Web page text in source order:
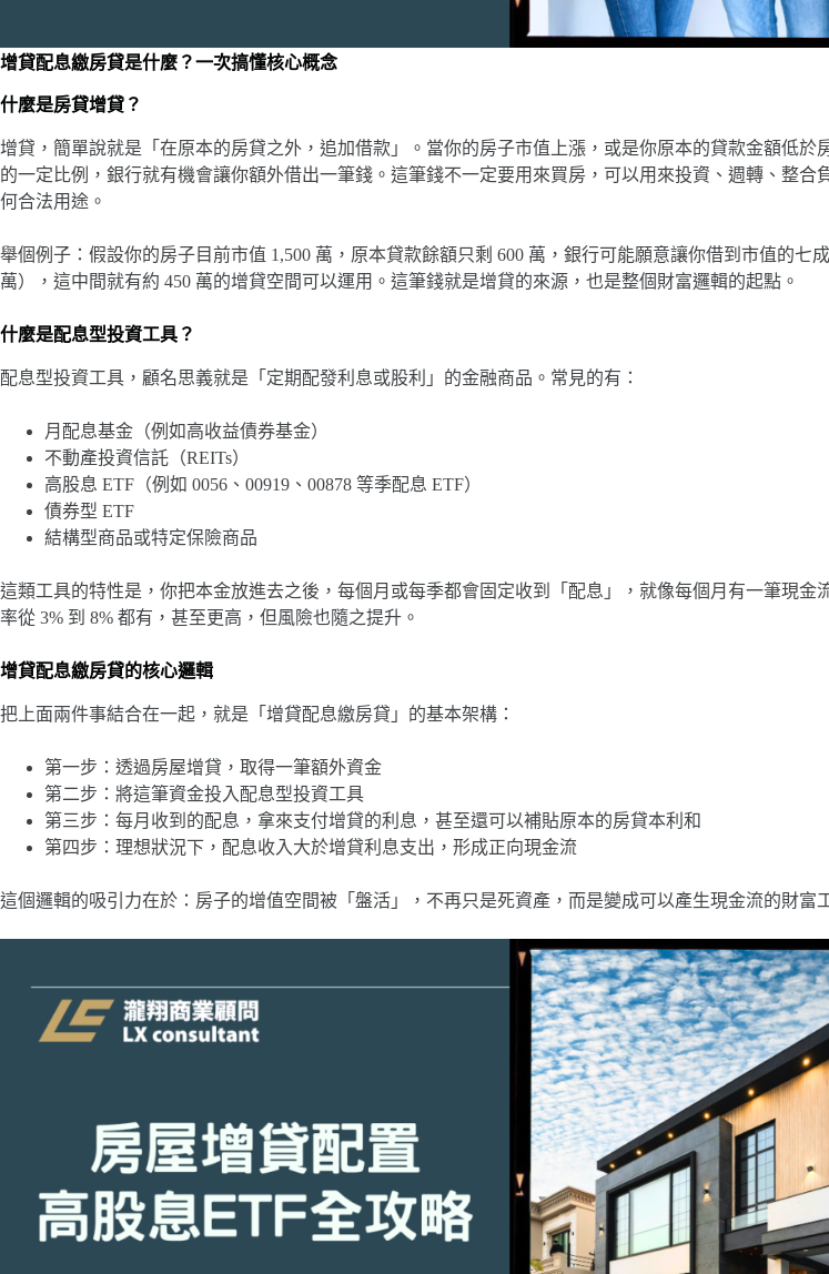
增貸配息繳房貸是什麼？一次搞懂核心概念
什麼是房貸增貸？
增貸，簡單說就是「在原本的房貸之外，追加借款」。當你的房子市值上漲，或是你原本的貸款金額低於
的一定比例，銀行就有機會讓你額外借出一筆錢。這筆錢不一定要用來買房，可以用來投資、週轉、整合
何合法用途。
舉個例子：假設你的房子目前市值 1,500 萬，原本貸款餘額只剩 600 萬，銀行可能願意讓你借到市值的七
萬），這中間就有約 450 萬的增貸空間可以運用。這筆錢就是增貸的來源，也是整個財富邏輯的起點。
什麼是配息型投資工具？
配息型投資工具，顧名思義就是「定期配發利息或股利」的金融商品。常見的有：
月配息基金（例如高收益債券基金）
不動產投資信託（REITs）
高股息 ETF（例如 0056、00919、00878 等季配息 ETF）
債券型 ETF
結構型商品或特定保險商品
這類工具的特性是，你把本金放進去之後，每個月或每季都會固定收到「配息」，就像每個月有一筆現金
率從 3% 到 8% 都有，甚至更高，但風險也隨之提升。
增貸配息繳房貸的核心邏輯
把上面兩件事結合在一起，就是「增貸配息繳房貸」的基本架構：
第一步：透過房屋增貸，取得一筆額外資金
第二步：將這筆資金投入配息型投資工具
第三步：每月收到的配息，拿來支付增貸的利息，甚至還可以補貼原本的房貸本利和
第四步：理想狀況下，配息收入大於增貸利息支出，形成正向現金流
這個邏輯的吸引力在於：房子的增值空間被「盤活」，不再只是死資產，而是變成可以產生現金流的財富